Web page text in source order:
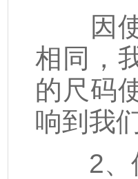
因使
相同，
的尺码
响到我
2、使